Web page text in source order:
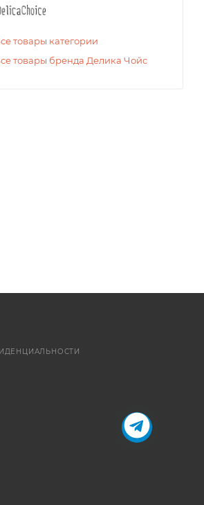
товары категории
товары бренда Делика Чойс